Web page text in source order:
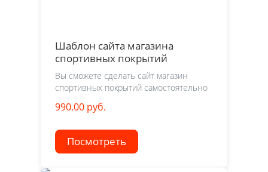
Шаблон сайта магазина
спортивных покрытий
Вы сможете сделать сайт магазин
спортивных покрытий самостоятельно
990.00 руб.
Посмотреть